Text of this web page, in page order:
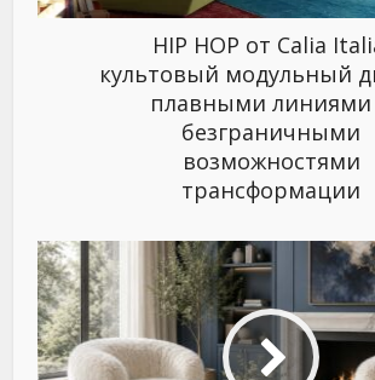
HIP HOP от Calia
культовый модульный
плавными линиями
безграничными
возможностями
трансформации